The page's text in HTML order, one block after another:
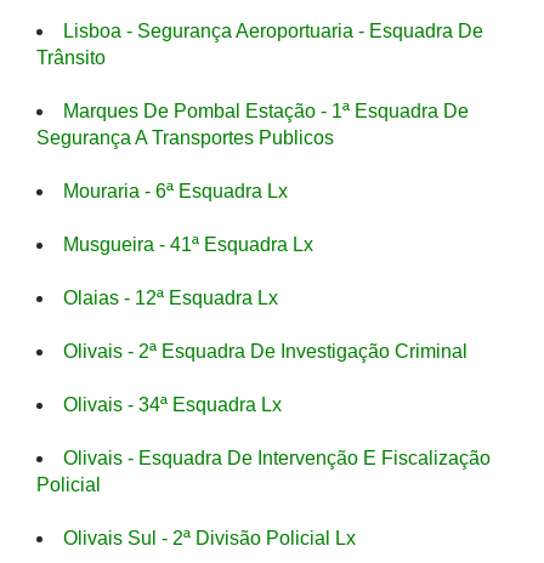
Lisboa - Segurança Aeroportuaria - Esquadra De
Trânsito
Marques De Pombal Estação - 1ª Esquadra De
Segurança A Transportes Publicos
Mouraria - 6ª Esquadra Lx
Musgueira - 41ª Esquadra Lx
Olaias - 12ª Esquadra Lx
Olivais - 2ª Esquadra De Investigação Criminal
Olivais - 34ª Esquadra Lx
Olivais - Esquadra De Intervenção E Fiscalização
Policial
Olivais Sul - 2ª Divisão Policial Lx